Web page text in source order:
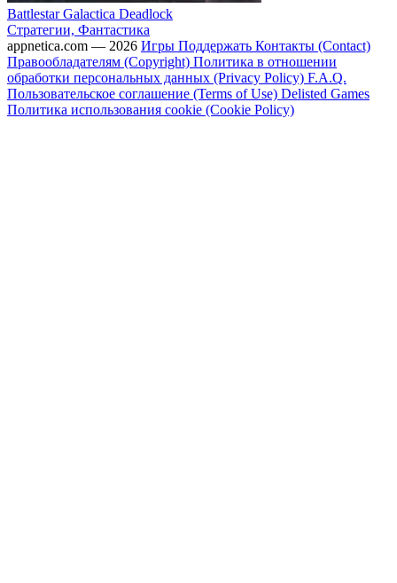
Battlestar Galactica Deadlock
Стратегии, Фантастика
appnetica.com — 2026 Игры Поддержать Контакты (Contact)
Правообладателям (Copyright) Политика в отношении
обработки персональных данных (Privacy Policy) F.A.Q.
Пользовательское соглашение (Terms of Use) Delisted Games
Политика использования cookie (Cookie Policy)